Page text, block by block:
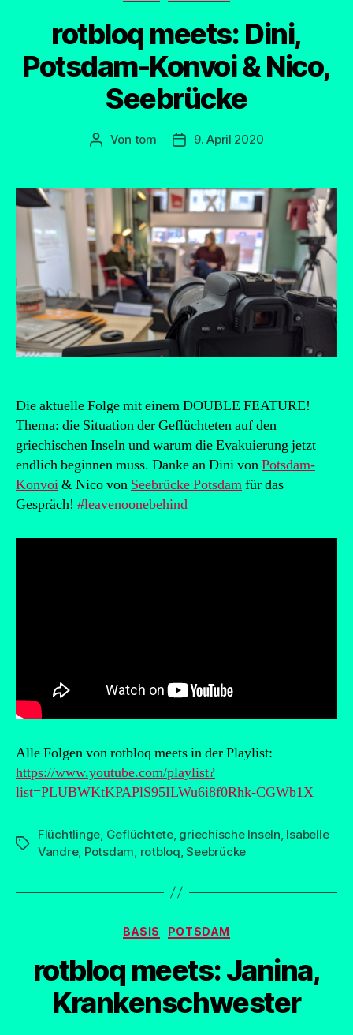
rotbloq meets: Dini,
Potsdam-Konvoi & Nico,
Seebrücke
Beitragsautor
Von tom Beitragsdatum
9. April 2020
Die aktuelle Folge mit einem DOUBLE FEATURE!
Thema: die Situation der Geflüchteten auf den
griechischen Inseln und warum die Evakuierung jetzt
endlich beginnen muss. Danke an Dini vonPotsdam-
Konvoi& Nico von Seebrücke Potsdamfür das
Gespräch! #leavenoonebehind
Alle Folgen von rotbloq meets in der Playlist:
https://www.youtube.com/playlist?
list=PLUBWKtKPAPlS95ILWu6i8f0Rhk-CGWb1X
Schlagwörter
Flüchtlinge Geflüchtete, griechische Inseln Isabelle
Vandre, Potsdam rotbloq ,Seebrücke
Kategorien
BASIS POTSDAM
rotbloq meets: Janina,
Krankenschwester